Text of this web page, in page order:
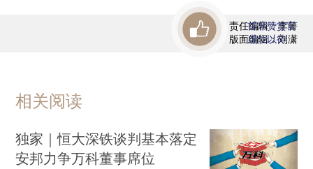
责任编辑：李箐
版面编辑：刘潇
首席赞赏官
虚位以待
相关阅读
独家｜恒大深铁谈判基本落定
安邦力争万科董事席位